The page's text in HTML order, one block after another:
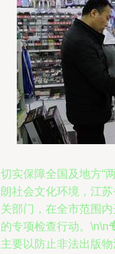
实保障全国及地方“
社会文化环境，江
部门，在全市范围
专项检查行动。\n\n
要以防止非法出版